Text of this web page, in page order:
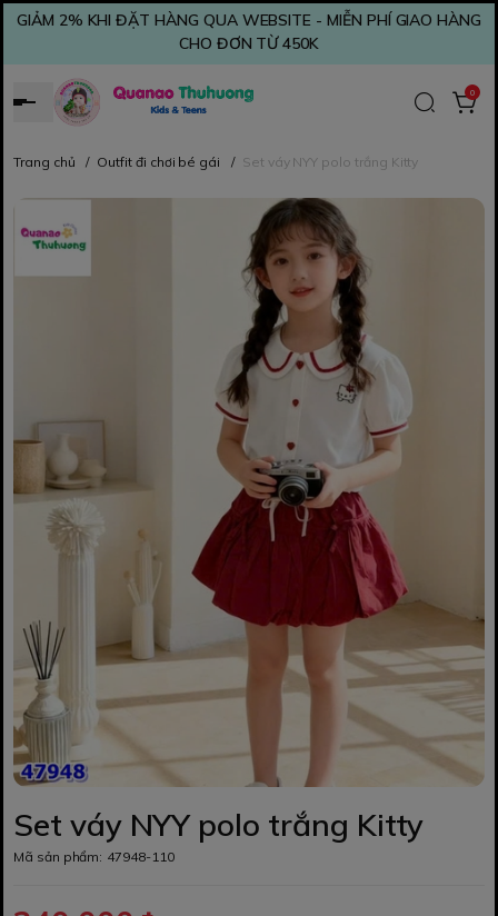
GIẢM 2% KHI ĐẶT HÀNG QUA WEBSITE - MIỄN PHÍ GIAO HÀNG
CHO ĐƠN TỪ 450K
0
Trang chủ / Outfit đi chơi bé gái / Set váy NYY polo trắng Kitty
Set váy NYY polo trắng Kitty
Mã sản phẩm: 47948-110